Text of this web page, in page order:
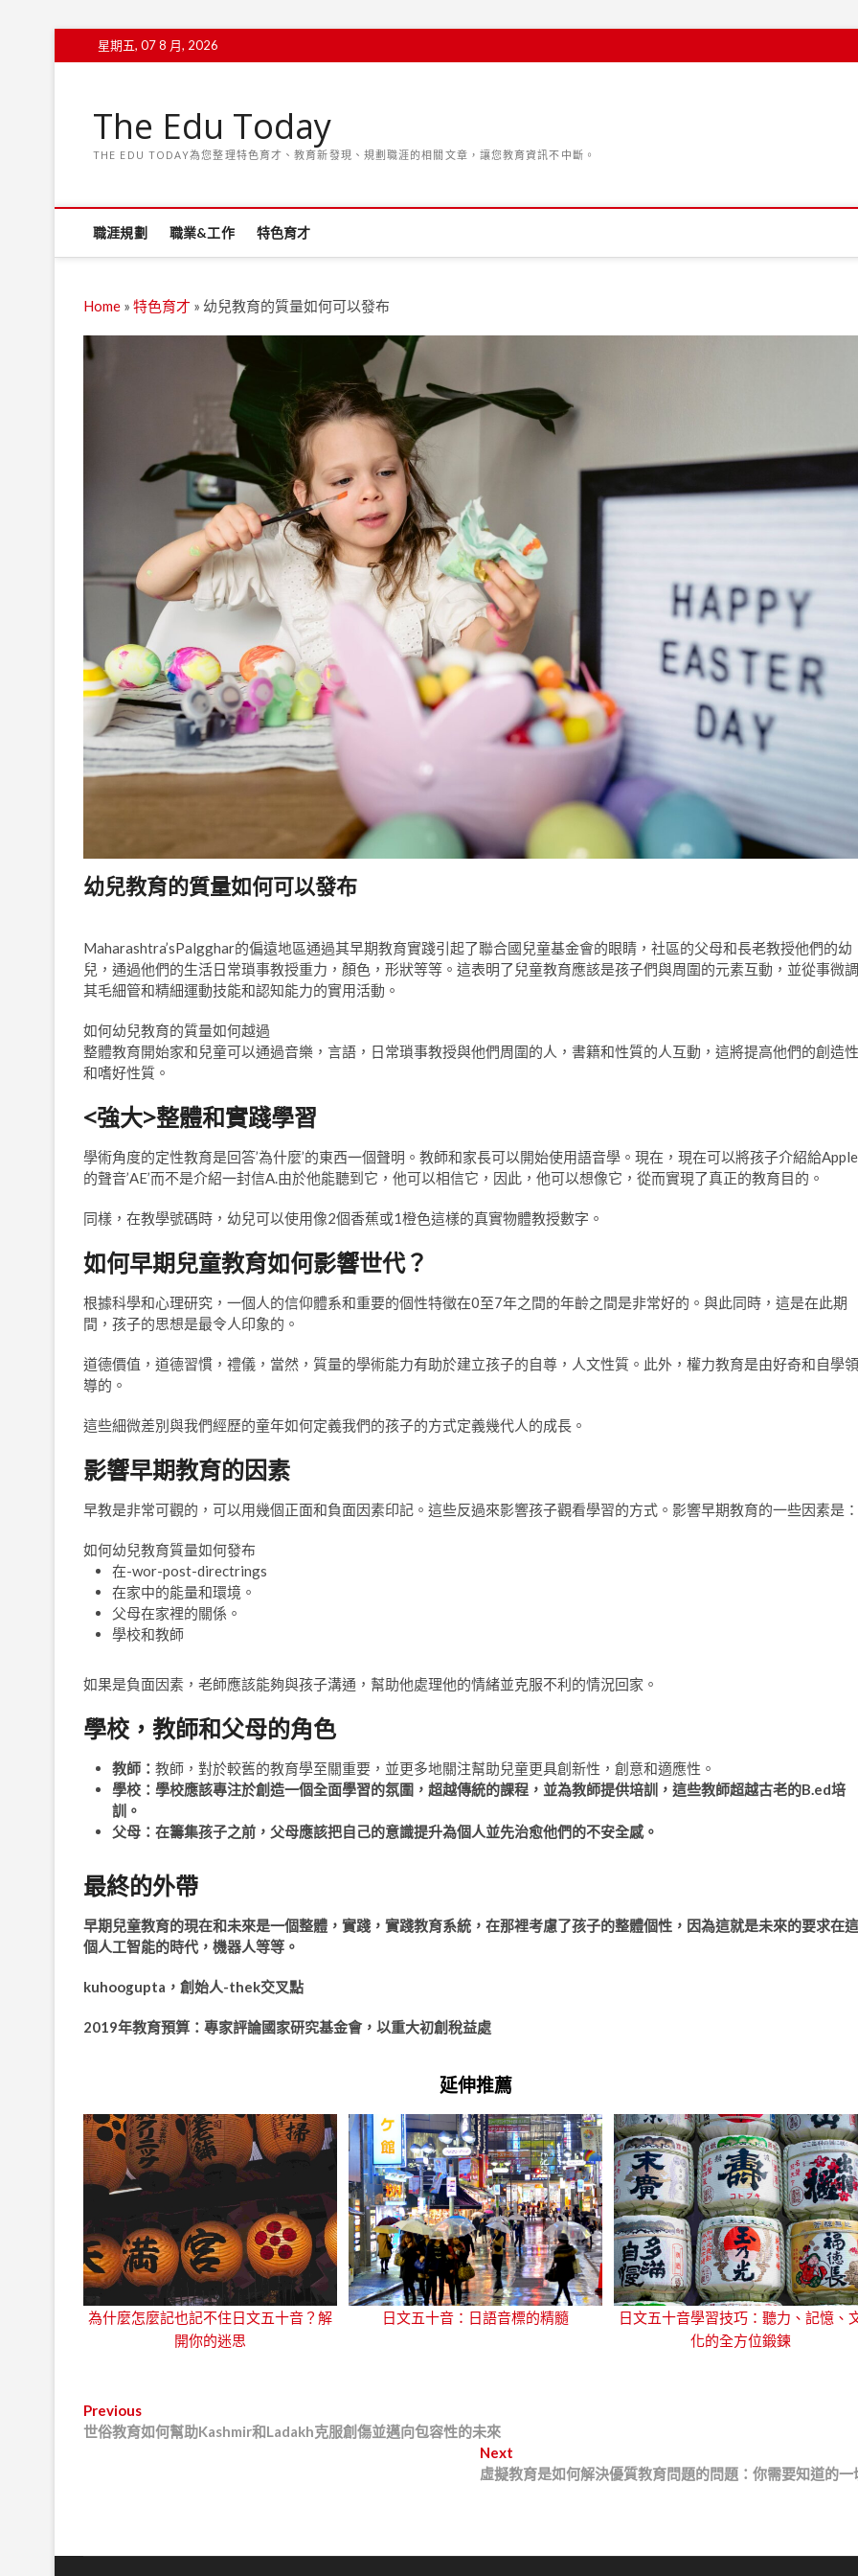
k
n
星期五, 07 8 月, 2026
The Edu Today
THE EDU TODAY為您整理特色育才、教育新發現、規劃職涯的相關文章，讓您教育資訊不中斷。
職涯規劃 職業&工作 特色育才
Home » 特色育才 » 幼兒教育的質量如何可以發布
幼兒教育的質量如何可以發布
Maharashtra’sPalgghar的偏遠地區通過其早期教育實踐引起了聯合國兒童基金會的眼睛，社區的父母和長老教授他們的幼
兒，通過他們的生活日常瑣事教授重力，顏色，形狀等等。這表明了兒童教育應該是孩子們與周圍的元素互動，並從事微調
其毛細管和精細運動技能和認知能力的實用活動。
如何幼兒教育的質量如何越過
整體教育開始家和兒童可以通過音樂，言語，日常瑣事教授與他們周圍的人，書籍和性質的人互動，這將提高他們的創造性
和嗜好性質。
<強大>整體和實踐學習
學術角度的定性教育是回答’為什麼’的東西一個聲明。教師和家長可以開始使用語音學。現在，現在可以將孩子介紹給Apple
的聲音’AE’而不是介紹一封信A.由於他能聽到它，他可以相信它，因此，他可以想像它，從而實現了真正的教育目的。
同樣，在教學號碼時，幼兒可以使用像2個香蕉或1橙色這樣的真實物體教授數字。
如何早期兒童教育如何影響世代？
根據科學和心理研究，一個人的信仰體系和重要的個性特徵在0至7年之間的年齡之間是非常好的。與此同時，這是在此期
間，孩子的思想是最令人印象的。
道德價值，道德習慣，禮儀，當然，質量的學術能力有助於建立孩子的自尊，人文性質。此外，權力教育是由好奇和自學領
導的。
這些細微差別與我們經歷的童年如何定義我們的孩子的方式定義幾代人的成長。
影響早期教育的因素
早教是非常可觀的，可以用幾個正面和負面因素印記。這些反過來影響孩子觀看學習的方式。影響早期教育的一些因素是：
如何幼兒教育質量如何發布
在-wor-post-directrings
在家中的能量和環境。
父母在家裡的關係。
學校和教師
如果是負面因素，老師應該能夠與孩子溝通，幫助他處理他的情緒並克服不利的情況回家。
學校，教師和父母的角色
教師： 教師，對於較舊的教育學至關重要，並更多地關注幫助兒童更具創新性，創意和適應性。
學校： 學校應該專注於創造一個全面學習的氛圍，超越傳統的課程，並為教師提供培訓，這些教師超越古老的B.ed培
訓。
父母： 在籌集孩子之前，父母應該把自己的意識提升為個人並先治愈他們的不安全感。
最終的外帶
早期兒童教育的現在和未來是一個整體，實踐，實踐教育系統，在那裡考慮了孩子的整體個性，因為這就是未來的要求在這
個人工智能的時代，機器人等等。
kuhoogupta，創始人-thek交叉點
2019年教育預算：專家評論國家研究基金會，以重大初創稅益處
延伸推薦
為什麼怎麼記也記不住日文五十音？解
開你的迷思
日文五十音：日語音標的精髓
日文五十音學習技巧：聽力、記憶、
化的全方位鍛鍊
文
章
Previous
r
s
世俗教育如何幫助Kashmir和Ladakh克服創傷並邁向包容性的未來
Next
e
o
虛擬教育是如何解決優質教育問題的問題：你需要知道的一